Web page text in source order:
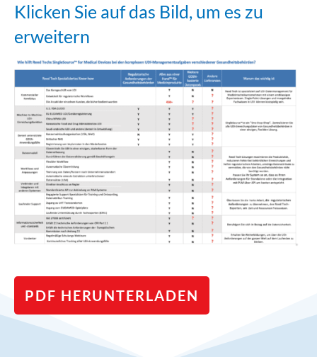
Klicken Sie auf das Bild, um es zu
erweitern
PDF HERUNTERLADEN